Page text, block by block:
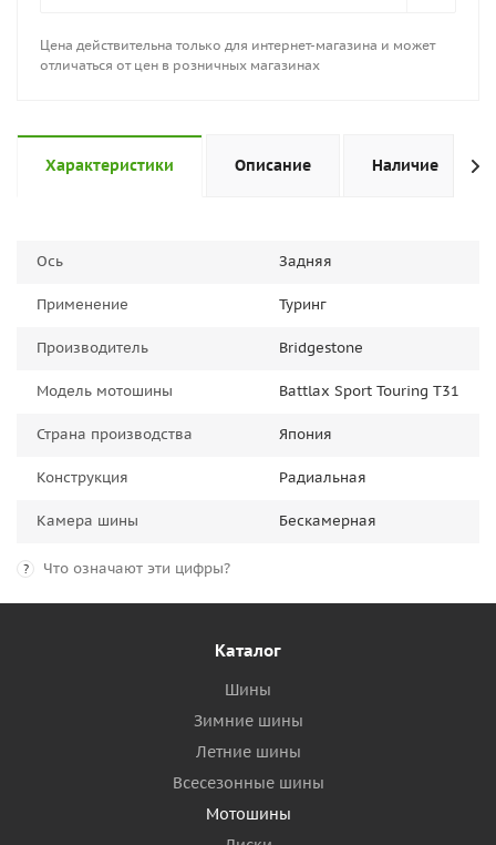
Цена действительна только для интернет-магазина и может
отличаться от цен в розничных магазинах
Характеристики Описание Наличие
Ось Задняя
Применение Туринг
Производитель Bridgestone
Модель мотошины Battlax Sport Touring T31
Страна производства Япония
Конструкция Радиальная
Камера шины Бескамерная
? Что означают эти цифры?
Каталог
Шины
Зимние шины
Летние шины
Всесезонные шины
Мотошины